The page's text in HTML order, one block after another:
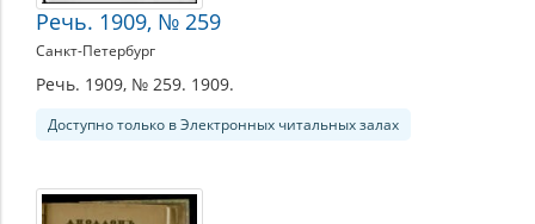
Речь. 1909, № 259
Санкт-Петербург
Речь. 1909, № 259. 1909.
Доступно только в Электронных читальных залах